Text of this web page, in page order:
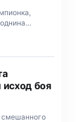
исход боя